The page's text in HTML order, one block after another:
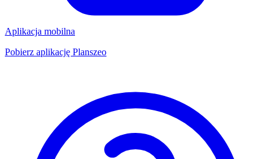
Aplikacja mobilna
Pobierz aplikację Planszeo